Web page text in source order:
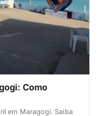
Como
em Maragogi. Saiba